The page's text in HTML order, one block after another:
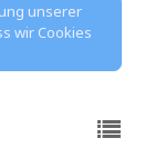
unserer
wir Cookies